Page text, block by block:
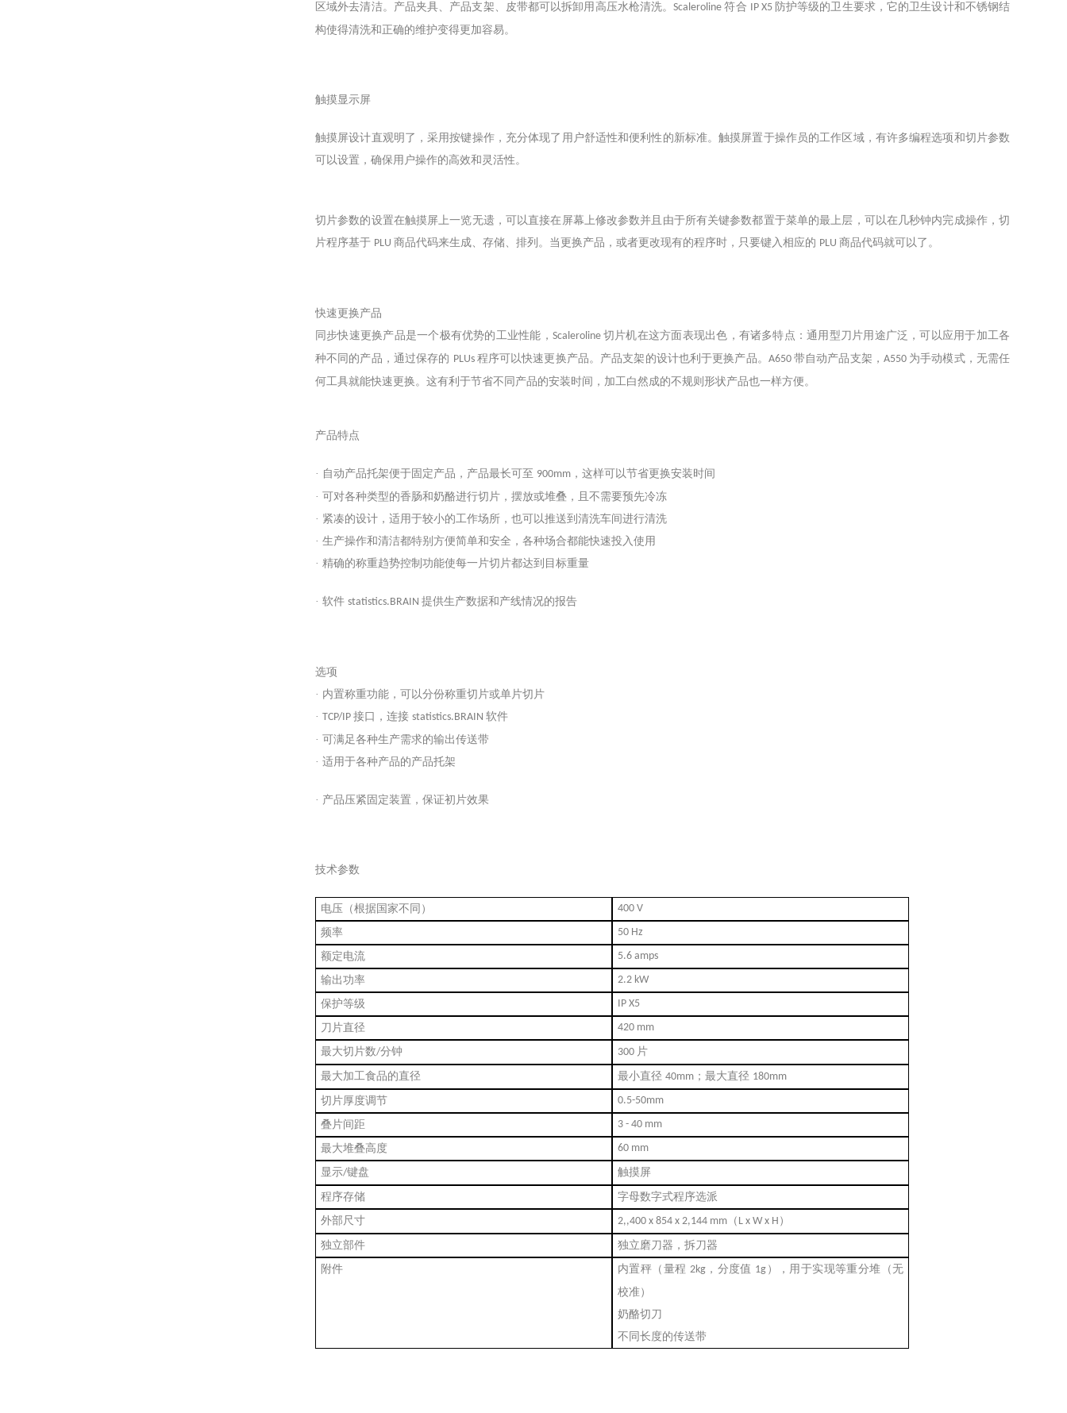
区域外去清洁。产品夹具、产品支架、皮带都可以拆卸用高压水枪清洗。Scaleroline符合 IP X5 防护等级的卫生要求，它的卫生设计和不锈钢结
构使得清洗和正确的维护变得更加容易。
触摸显示屏
触摸屏设计直观明了，采用按键操作，充分体现了用户舒适性和便利性的新标准。触摸屏置于操作员的工作区域，有许多编程选项和切片参数
可以设置，确保用户操作的高效和灵活性。
切片参数的设置在触摸屏上一览无遗，可以直接在屏幕上修改参数并且由于所有关键参数都置于菜单的最上层，可以在几秒钟内完成操作，切
片程序基于 PLU 商品代码来生成、存储、排列。当更换产品，或者更改现有的程序时，只要键入相应的 PLU 商品代码就可以了。
快速更换产品
同步快速更换产品是一个极有优势的工业性能， Scaleroline切片机在这方面表现出色，有诸多特点：通用型刀片用途广泛，可以应用于加工各
种不同的产品，通过保存的 PLUs 程序可以快速更换产品。产品支架的设计也利于更换产品。 A650 带自动产品支架， A550 为手动模式，无需任
何工具就能快速更换。这有利于节省不同产品的安装时间，加工白然成的不规则形状产品也一样方便。
产品特点
· 自动产品托架便于固定产品，产品最长可至 900mm ，这样可以节省更换安装时间
· 可对各种类型的香肠和奶酪进行切片，摆放或堆叠，且不需要预先冷冻
· 紧凑的设计，适用于较小的工作场所，也可以推送到清洗车间进行清洗
· 生产操作和清洁都特别方便简单和安全，各种场合都能快速投入使用
· 精确的称重趋势控制功能使每一片切片都达到目标重量
· 软件 statistics.BRAIN 提供生产数据和产线情况的报告
选项
· 内置称重功能，可以分份称重切片或单片切片
· TCP/IP 接口，连接 statistics.BRAIN 软件
· 可满足各种生产需求的输出传送带
· 适用于各种产品的产品托架
· 产品压紧固定装置，保证初片效果
技术参数
电压（根据国家不同）
400 V
频率
50 Hz
额定电流
5.6 amps
输出功率
2.2 kW
保护等级
IP X5
刀片直径
420 mm
最大切片数/分钟 300 片
最大加工食品的直径 最小直径 40mm ；最大直径 180mm
切片厚度调节
0.5-50mm
叠片间距
3 - 40 mm
最大堆叠高度
60 mm
显示/键盘 触摸屏
程序存储
字母数字式程序选派
外部尺寸
2,,400 x 854 x 2,144 mm （ L x W x H ）
独立部件
独立磨刀器，拆刀器
附件
内置秤（量程 2kg，分度值 1g ），用于实现等重分堆（无
校准）
奶酪切刀
不同长度的传送带